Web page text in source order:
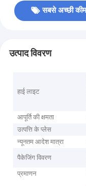
सबसे अच्छी
उत्पाद विवरण
हाई लाइट
आपूर्ति की क्षमता
उत्पत्ति के प्लेस
न्यूनतम आदेश मात्रा
पैकेजिंग विवरण
प्रमाणन